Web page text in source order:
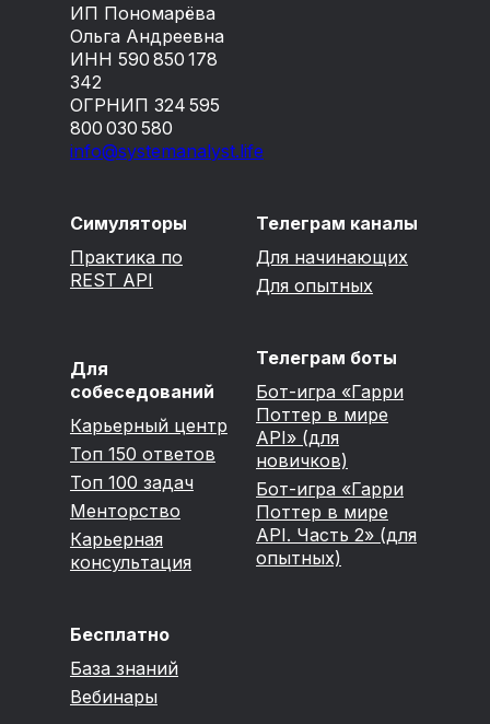
ИП Пономарёва
Ольга Андреевна
ИНН 590 850 178
342
ОГРНИП 324 595
800 030 580
info@systemanalyst.life
Симуляторы
Практика по
REST API
Для
собеседований
Карьерный центр
Топ 150 ответов
Топ 100 задач
Менторство
Карьерная
консультация
Бесплатно
База знаний
Вебинары
Телеграм каналы
Для начинающих
Для опытных
Телеграм боты
Бот-игра «Гарри
Поттер в мире
API» (для
новичков)
Бот-игра «Гарри
Поттер в мире
API. Часть 2» (для
опытных)